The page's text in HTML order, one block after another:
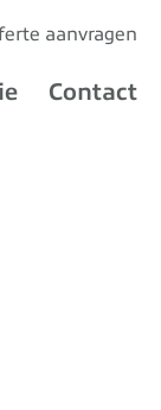
aanvragen
Contact